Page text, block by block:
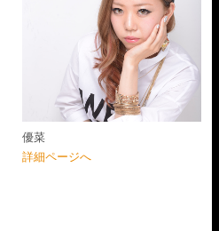
優菜
詳細ページへ